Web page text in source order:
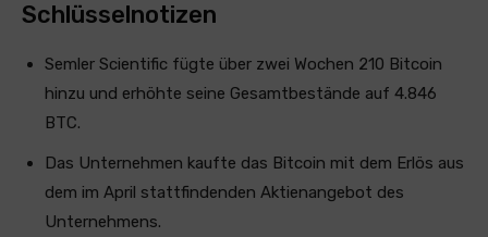
Schlüsselnotizen
Semler Scientific fügte über zwei Wochen 210 Bitcoin
hinzu und erhöhte seine Gesamtbestände auf 4.846
BTC.
Das Unternehmen kaufte das Bitcoin mit dem Erlös aus
dem im April stattfindenden Aktienangebot des
Unternehmens.